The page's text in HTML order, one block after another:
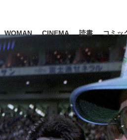
ビジネス
観る将棋、読む将棋
WOMAN CINEMA 読書 コミッ
力
#城彰二 #内田有紀
#松田聖子